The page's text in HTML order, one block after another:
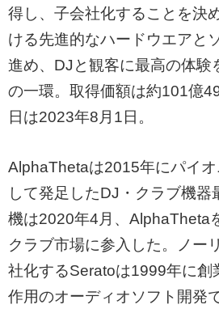
得し、子会社化することを決
ける先進的なハードウエアと
進め、DJと観客に最高の体験
の一環。取得価額は約101億
日は2023年8月1日。
AlphaThetaは2015年にパイ
して発足したDJ・クラブ機器
機は2020年4月、AlphaTheta
クラブ市場に参入した。ノー
社化するSeratoは1999年に創
作用のオーディオソフト開発